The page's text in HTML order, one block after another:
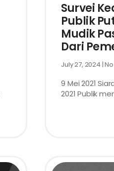
Survei
Publik
Mudik
Dari
July 27, 2024
9 Mei 2021
2021 Publik